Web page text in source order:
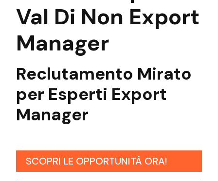
Val Di Non Export
Manager
Reclutamento Mirato
per Esperti Export
Manager
SCOPRI LE OPPORTUNITÀ ORA!